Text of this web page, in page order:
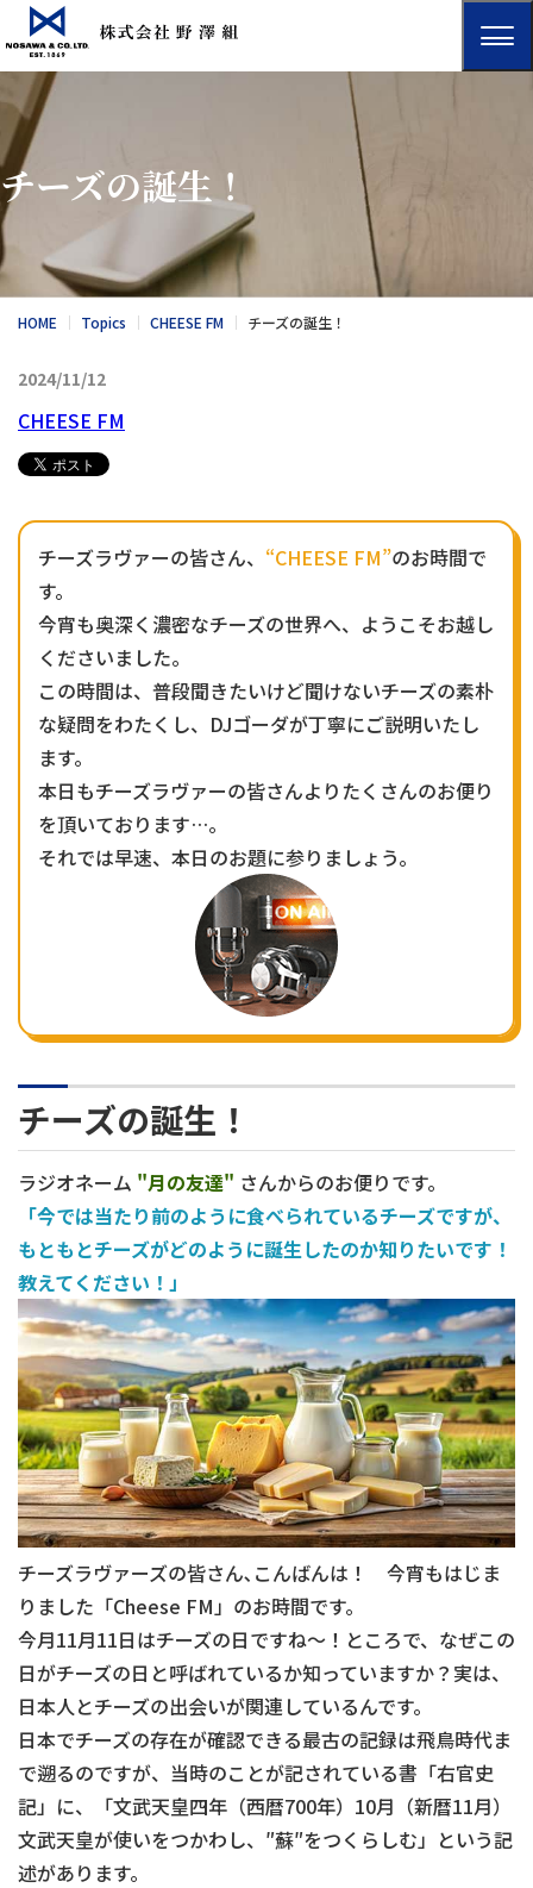
チーズの誕生！
HOME Topics CHEESE FM チーズの誕生！
2024/11/12
CHEESE FM
チーズラヴァーの皆さん、 “CHEESE FM”のお時間で
す。
今宵も奥深く濃密なチーズの世界へ、ようこそお越し
くださいました。
この時間は、普段聞きたいけど聞けないチーズの素朴
な疑問をわたくし、DJゴーダが丁寧にご説明いたし
ます。
本日もチーズラヴァーの皆さんよりたくさんのお便り
を頂いております…。
それでは早速、本日のお題に参りましょう。
チーズの誕生！
ラジオネーム "月の友達" さんからのお便りです。
「今では当たり前のように食べられているチーズですが、
もともとチーズがどのように誕生したのか知りたいです！
教えてください！」
チーズラヴァーズの皆さん､こんばんは！ 今宵もはじま
りました「Cheese FM」のお時間です。
今月11月11日はチーズの日ですね～！ところで、なぜこの
日がチーズの日と呼ばれているか知っていますか？実は、
日本人とチーズの出会いが関連しているんです。
日本でチーズの存在が確認できる最古の記録は飛鳥時代ま
で遡るのですが、当時のことが記されている書「右官史
記」に、「文武天皇四年（西暦700年）10月（新暦11月）
文武天皇が使いをつかわし、″蘇″をつくらしむ」という記
述があります。